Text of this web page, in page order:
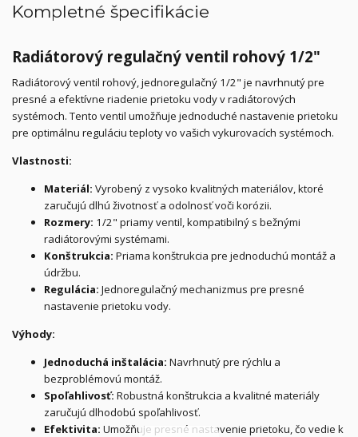
Kompletné špecifikácie
Radiátorový regulačný ventil rohový 1/2"
Radiátorový ventil rohový, jednoregulačný 1/2" je navrhnutý pre
presné a efektívne riadenie prietoku vody v radiátorových
systémoch. Tento ventil umožňuje jednoduché nastavenie prietoku
pre optimálnu reguláciu teploty vo vašich vykurovacích systémoch.
Vlastnosti:
Materiál: Vyrobený z vysoko kvalitných materiálov, ktoré
zaručujú dlhú životnosť a odolnosť voči korózii.
Rozmery: 1/2" priamy ventil, kompatibilný s bežnými
radiátorovými systémami.
Konštrukcia: Priama konštrukcia pre jednoduchú montáž a
údržbu.
Regulácia: Jednoregulačný mechanizmus pre presné
nastavenie prietoku vody.
Výhody:
Jednoduchá inštalácia: Navrhnutý pre rýchlu a
bezproblémovú montáž.
Spoľahlivosť: Robustná konštrukcia a kvalitné materiály
zaručujú dlhodobú spoľahlivosť.
Efektivita: Umožňuje presné nastavenie prietoku, čo vedie k